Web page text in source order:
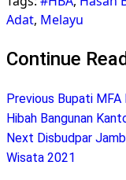
Telegram
Adat, Melayu
Continue
Previous Bupati MFA
Hibah Bangunan
Next Disbudpar
Wisata 2021